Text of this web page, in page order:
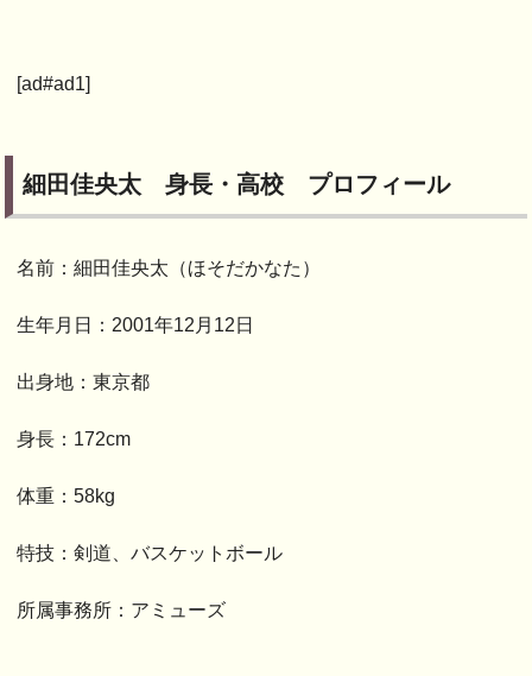
[ad#ad1]
細田佳央太 身長・高校 プロフィール
名前：細田佳央太（ほそだかなた）
生年月日：2001年12月12日
出身地：東京都
身長：172cm
体重：58kg
特技：剣道、バスケットボール
所属事務所：アミューズ